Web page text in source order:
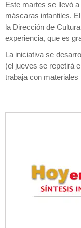
Este martes se llevó
máscaras infantiles.
la Dirección de
experiencia, que es
La iniciativa se
(el jueves se repetirá
trabaja con materiales